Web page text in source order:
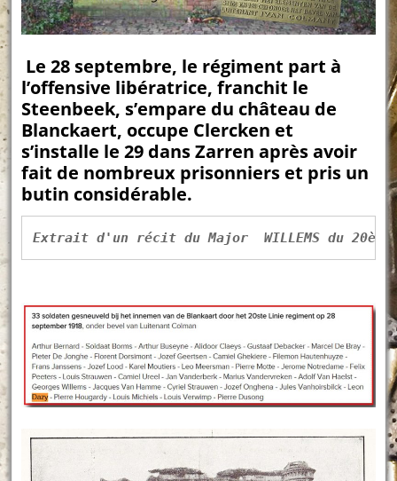
Le 28 septembre, le régiment part à
l’offensive libératrice, franchit le
Steenbeek, s’empare du château de
Blanckaert, occupe Clercken et
s’installe le 29 dans Zarren après avoir
fait de nombreux prisonniers et pris un
butin considérable.
Extrait d'un récit du Major  WILLEMS du